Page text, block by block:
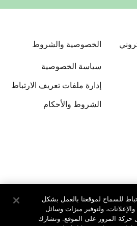
الخصوصية والشروط
سياسة الخصوصية
إدارة ملفات تعريف الارتباط
الشروط والأحكام
للسماح لموقعنا بالعمل بشكل
ولتوفير ميزات وسائل
حركة المرور على الموقع. ونشارك